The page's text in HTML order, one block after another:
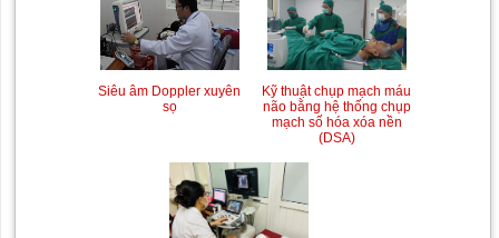
Siêu âm Doppler xuyên
sọ
Kỹ thuật chụp mạch máu
não bằng hệ thống chụp
mạch số hóa xóa nền
(DSA)